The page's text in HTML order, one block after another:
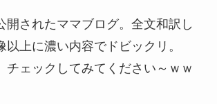
されたママブログ。全文和訳し
以上に濃い内容でドビックリ。
ェックしてみてください～ｗｗ